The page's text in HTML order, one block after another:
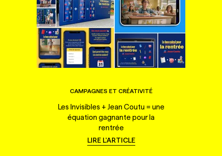
CAMPAGNES ET CRÉATIVITÉ
Les Invisibles + Jean Coutu = une
équation gagnante pour la
rentrée
LIRE L'ARTICLE